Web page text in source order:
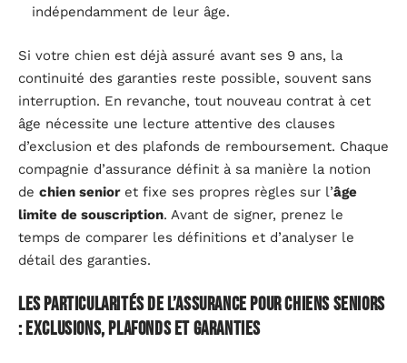
indépendamment de leur âge.
Si votre chien est déjà assuré avant ses 9 ans, la
continuité des garanties reste possible, souvent sans
interruption. En revanche, tout nouveau contrat à cet
âge nécessite une lecture attentive des clauses
d’exclusion et des plafonds de remboursement. Chaque
compagnie d’assurance définit à sa manière la notion
de chien senioret fixe ses propres règles sur l’âge
limite de souscription. Avant de signer, prenez le
temps de comparer les définitions et d’analyser le
détail des garanties.
Les particularités de l’assurance pour chiens seniors
: exclusions, plafonds et garanties